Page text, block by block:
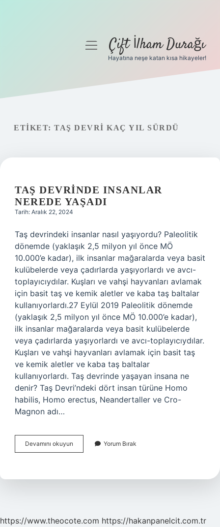
Gizlilik Politikası
menüyüÇift İlham Durağı
Hayatına neşe katan kısa hikayeler!
ETIKET: TAŞ DEVRI KAÇ YIL SÜRDÜ
TAŞ DEVRINDE INSANLAR
NEREDE YAŞADI
Tarih: Aralık 22, 2024
Taş devrindeki insanlar nasıl yaşıyordu? Paleolitik
dönemde (yaklaşık 2,5 milyon yıl önce MÖ
10.000’e kadar), ilk insanlar mağaralarda veya basit
kulübelerde veya çadırlarda yaşıyorlardı ve avcı-
toplayıcıydılar. Kuşları ve vahşi hayvanları avlamak
için basit taş ve kemik aletler ve kaba taş baltalar
kullanıyorlardı.27 Eylül 2019 Paleolitik dönemde
(yaklaşık 2,5 milyon yıl önce MÖ 10.000’e kadar),
ilk insanlar mağaralarda veya basit kulübelerde
veya çadırlarda yaşıyorlardı ve avcı-toplayıcıydılar.
Kuşları ve vahşi hayvanları avlamak için basit taş
ve kemik aletler ve kaba taş baltalar
kullanıyorlardı. Taş devrinde yaşayan insana ne
denir? Taş Devri’ndeki dört insan türüne Homo
habilis, Homo erectus, Neandertaller ve Cro-
Magnon adı…
Devamını okuyun
Devrinde
Yaşadı
Yorum Bırak
https://www.theocote.com https://hakanpanelcit.com.tr